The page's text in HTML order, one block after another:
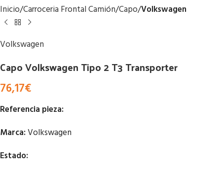
Inicio Carroceria Frontal Camión Capo Volkswagen
Volkswagen
Capo Volkswagen Tipo 2 T3 Transporter
76,17€
Referencia pieza:
Marca:Volkswagen
Estado: